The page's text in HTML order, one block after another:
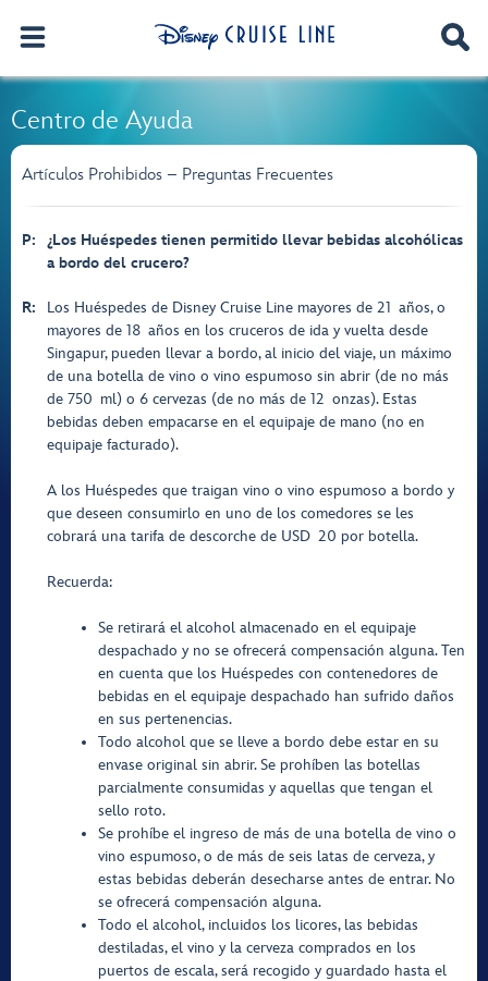
Centro de Ayuda
Artículos Prohibidos – Preguntas Frecuentes
P:
¿Los Huéspedes tienen permitido llevar bebidas alcohólicas
a bordo del crucero?
R:
Los Huéspedes de Disney Cruise Line mayores de 21 años, o
mayores de 18 años en los cruceros de ida y vuelta desde
Singapur, pueden llevar a bordo, al inicio del viaje, un máximo
de una botella de vino o vino espumoso sin abrir (de no más
de 750 ml) o 6 cervezas (de no más de 12 onzas). Estas
bebidas deben empacarse en el equipaje de mano (no en
equipaje facturado).
A los Huéspedes que traigan vino o vino espumoso a bordo y
que deseen consumirlo en uno de los comedores se les
cobrará una tarifa de descorche de USD 20 por botella.
Recuerda:
Se retirará el alcohol almacenado en el equipaje
despachado y no se ofrecerá compensación alguna. Ten
en cuenta que los Huéspedes con contenedores de
bebidas en el equipaje despachado han sufrido daños
en sus pertenencias.
Todo alcohol que se lleve a bordo debe estar en su
envase original sin abrir. Se prohíben las botellas
parcialmente consumidas y aquellas que tengan el
sello roto.
Se prohíbe el ingreso de más de una botella de vino o
vino espumoso, o de más de seis latas de cerveza, y
estas bebidas deberán desecharse antes de entrar. No
se ofrecerá compensación alguna.
Todo el alcohol, incluidos los licores, las bebidas
destiladas, el vino y la cerveza comprados en los
puertos de escala, será recogido y guardado hasta el